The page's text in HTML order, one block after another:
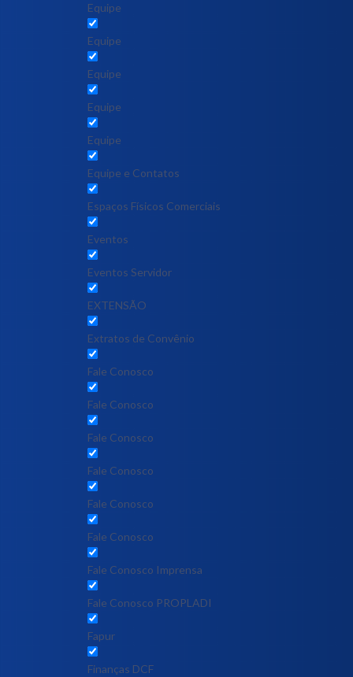
Equipe
Equipe
Equipe
Equipe
Equipe
Equipe e Contatos
Espaços Físicos Comerciais
Eventos
Eventos Servidor
EXTENSÃO
Extratos de Convênio
Fale Conosco
Fale Conosco
Fale Conosco
Fale Conosco
Fale Conosco
Fale Conosco
Fale Conosco Imprensa
Fale Conosco PROPLADI
Fapur
Finanças DCF